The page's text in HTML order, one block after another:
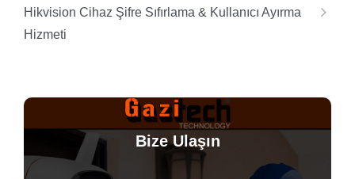
Hikvision Cihaz Şifre Sıfırlama & Kullanıcı Ayırma
Hizmeti
Bize Ulaşın